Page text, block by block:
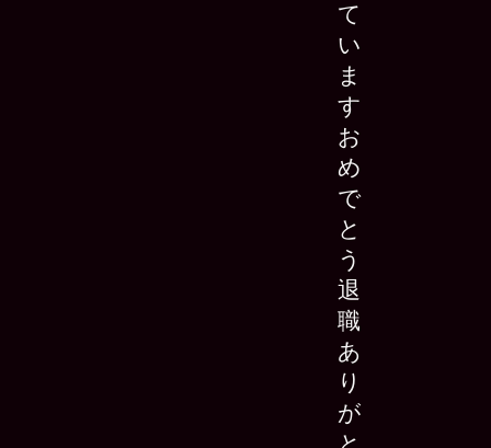
て
い
ま
す
お
め
で
と
う
退
職
あ
り
が